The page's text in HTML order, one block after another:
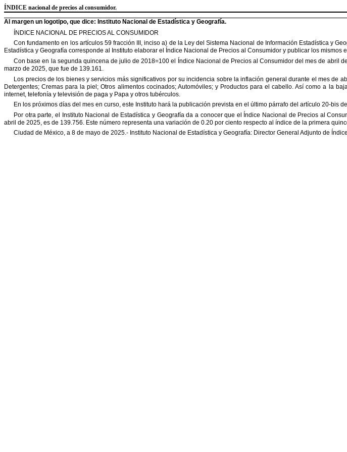
ÍNDICE nacional de precios al consumidor.
Al margen un logotipo, que dice: Instituto Nacional de Estadística y Geografía.
ÍNDICE NACIONAL DE PRECIOS AL CONSUMIDOR
Con fundamento en los artículos 59 fracción III, inciso a) de la Ley del Sistema Nacional de Información Estadística y
Estadística y Geografía corresponde al Instituto elaborar el Índice Nacional de Precios al Consumidor y publicar los mismos
Con base en la segunda quincena de julio de 2018=100 el Índice Nacional de Precios al Consumidor del mes de abril
marzo de 2025, que fue de 139.161.
Los precios de los bienes y servicios más significativos por su incidencia sobre la inflación general durante el mes de
Detergentes; Cremas para la piel; Otros alimentos cocinados; Automóviles; y Productos para el cabello. Así como a la
internet, telefonía y televisión de paga y Papa y otros tubérculos.
En los próximos días del mes en curso, este Instituto hará la publicación prevista en el último párrafo del artículo 20-bis
Por otra parte, el Instituto Nacional de Estadística y Geografía da a conocer que el Índice Nacional de Precios al
abril de 2025, es de 139.756. Este número representa una variación de 0.20 por ciento respecto al índice de la primera
Ciudad de México, a 8 de mayo de 2025.- Instituto Nacional de Estadística y Geografía: Director General Adjunto de